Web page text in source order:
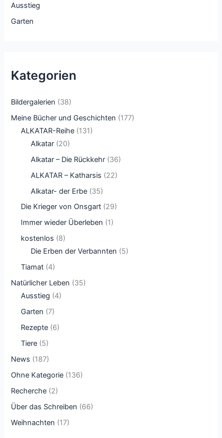
Ausstieg
Garten
Kategorien
Bildergalerien (38)
Meine Bücher und Geschichten (177)
ALKATAR-Reihe (131)
Alkatar (20)
Alkatar – Die Rückkehr (36)
ALKATAR – Katharsis (22)
Alkatar- der Erbe (35)
Die Krieger von Onsgart (29)
Immer wieder Überleben (1)
kostenlos (8)
Die Erben der Verbannten (5)
Tiamat (4)
Natürlicher Leben (35)
Ausstieg (4)
Garten (7)
Rezepte (6)
Tiere (5)
News (187)
Ohne Kategorie (136)
Recherche (2)
Über das Schreiben (66)
Weihnachten (17)